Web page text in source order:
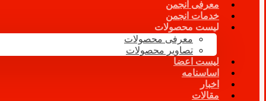
معرفی انجمن
خدمات انجمن
لیست محصولات
معرفی محصولات
تصاویر محصولات
لیست اعضا
اساسنامه
اخبار
مقالات